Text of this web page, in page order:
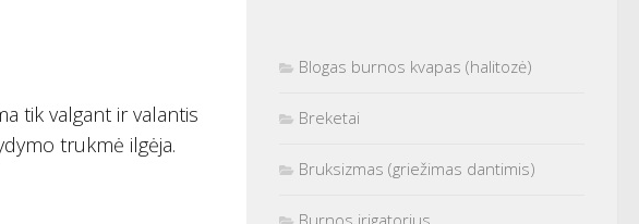
tik valgant ir valantis
trukmė ilgėja.
Blogas burnos kvapas (halitozė)
Breketai
Bruksizmas (griežimas dantimis)
Burnos irigatorius